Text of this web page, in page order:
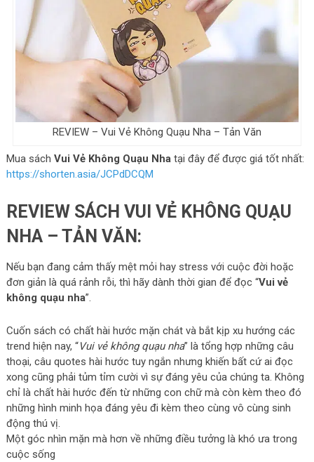
REVIEW – Vui Vẻ Không Quạu Nha – Tản Văn
Mua sách Vui Vẻ Không Quạu Nhatại đây để được giá tốt nhất:
https://shorten.asia/JCPdDCQM
REVIEW SÁCH VUI VẺ KHÔNG QUẠU
NHA – TẢN VĂN:
Nếu bạn đang cảm thấy mệt mỏi hay stress với cuộc đời hoặc
đơn giản là quá rảnh rỗi, thì hãy dành thời gian để đọc “Vui vẻ
không quạu nha”.
Cuốn sách có chất hài hước mặn chát và bắt kịp xu hướng các
trend hiện nay, “Vui vẻ không quạu nha” là tổng hợp những câu
thoại, câu quotes hài hước tuy ngắn nhưng khiến bất cứ ai đọc
xong cũng phải tủm tỉm cười vì sự đáng yêu của chúng ta. Không
chỉ là chất hài hước đến từ những con chữ mà còn kèm theo đó
những hình minh họa đáng yêu đi kèm theo cùng vô cùng sinh
động thú vị.
Một góc nhìn mặn mà hơn về những điều tưởng là khó ưa trong
cuộc sống